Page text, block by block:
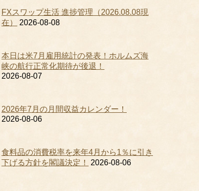
FXスワップ生活 進捗管理（2026.08.08現
在）
2026-08-08
本日は米7月雇用統計の発表！ホルムズ海
峡の航行正常化期待が後退！
2026-08-07
2026年7月の月間収益カレンダー！
2026-08-06
食料品の消費税率を来年4月から1％に引き
下げる方針を閣議決定！
2026-08-06